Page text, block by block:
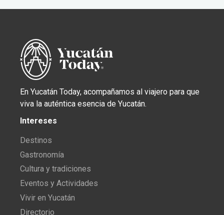
En Yucatán Today, acompañamos al viajero para que
viva la auténtica esencia de Yucatán.
Intereses
Destinos
Gastronomía
Cultura y tradiciones
Eventos y Actividades
Vivir en Yucatán
Directorio